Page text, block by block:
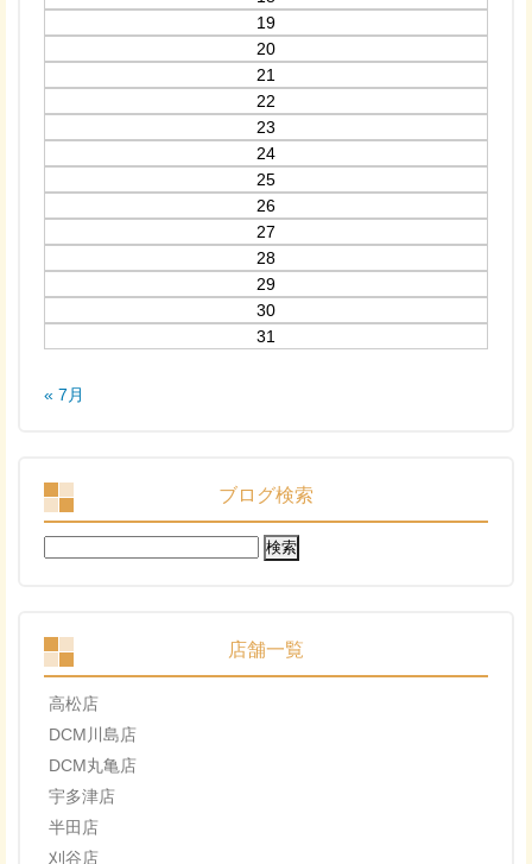
19
20
21
22
23
24
25
26
27
28
29
30
31
« 7月
ブログ検索
検
索:
店舗一覧
高松店
DCM川島店
DCM丸亀店
宇多津店
半田店
刈谷店